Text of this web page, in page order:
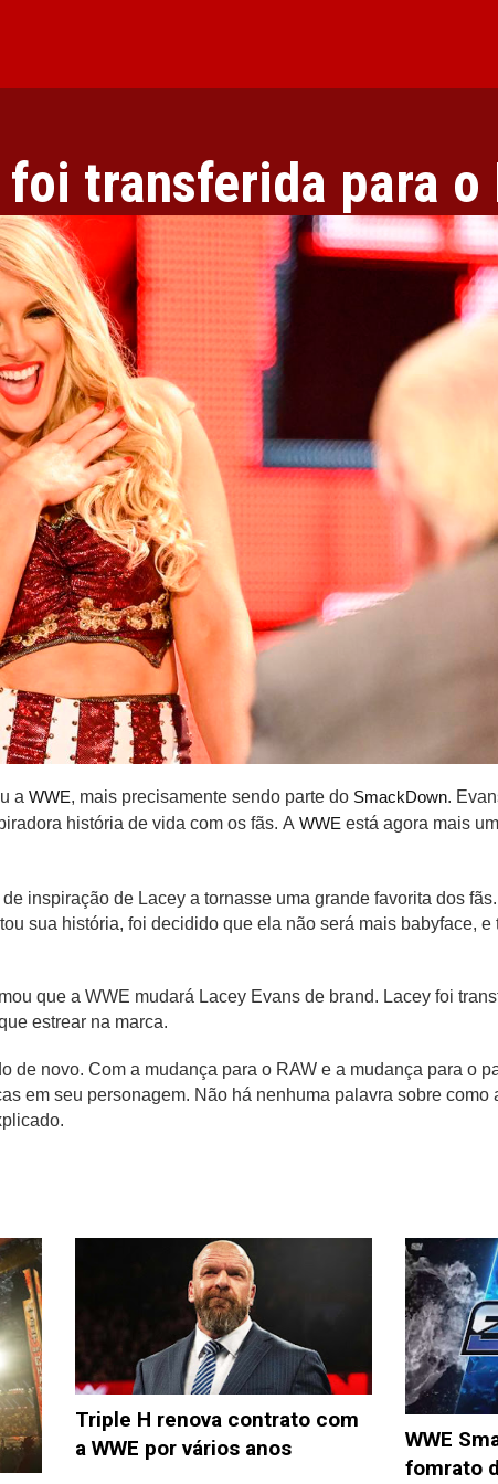
foi transferida para o
a WWE, mais precisamente sendo parte do SmackDown.
história de vida com os fãs. A WWE está agora mais
inspiração de Lacey a tornasse uma grande favorita dos
sua história, foi decidido que ela não será mais babyface, e
que a WWE mudará Lacey Evans de brand. Lacey foi
estrear na marca.
de novo. Com a mudança para o RAW e a mudança para o
em seu personagem. Não há nenhuma palavra sobre como
Triple H renova contrato com
a WWE por vários anos
WWE
fomrato